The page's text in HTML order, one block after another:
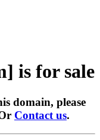
is for sale
domain, please
Contact us.